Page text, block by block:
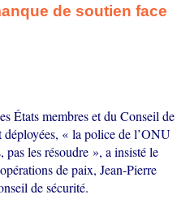
de soutien face
États membres et du Conseil de
déployées, « la police de l’ONU
pas les résoudre », a insisté le
de paix, Jean-Pierre
de sécurité.